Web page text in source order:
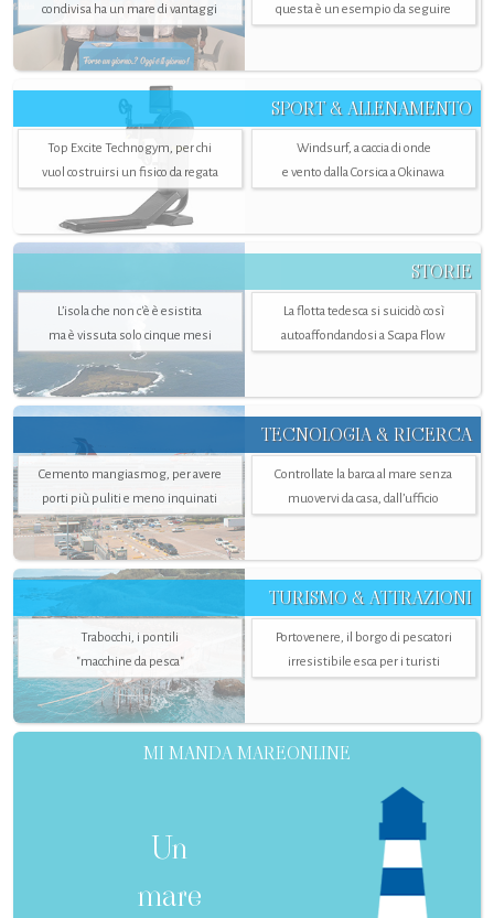
condivisa ha un mare di vantaggi
questa è un esempio da seguire
SPORT & ALLENAMENTO
Top Excite Technogym, per chi
vuol costruirsi un fisico da regata
Windsurf, a caccia di onde
e vento dalla Corsica a Okinawa
STORIE
L’isola che non c'è è esistita
ma è vissuta solo cinque mesi
La flotta tedesca si suicidò così
autoaffondandosi a Scapa Flow
TECNOLOGIA & RICERCA
Cemento mangiasmog, per avere
porti più puliti e meno inquinati
Controllate la barca al mare senza
muovervi da casa, dall’ufficio
TURISMO & ATTRAZIONI
Trabocchi, i pontili
"macchine da pesca"
Portovenere, il borgo di pescatori
irresistibile esca per i turisti
MI MANDA MAREONLINE
Un
mare